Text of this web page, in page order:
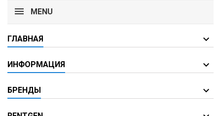
MENU
ГЛАВНАЯ
ИНФОРМАЦИЯ
БРЕНДЫ